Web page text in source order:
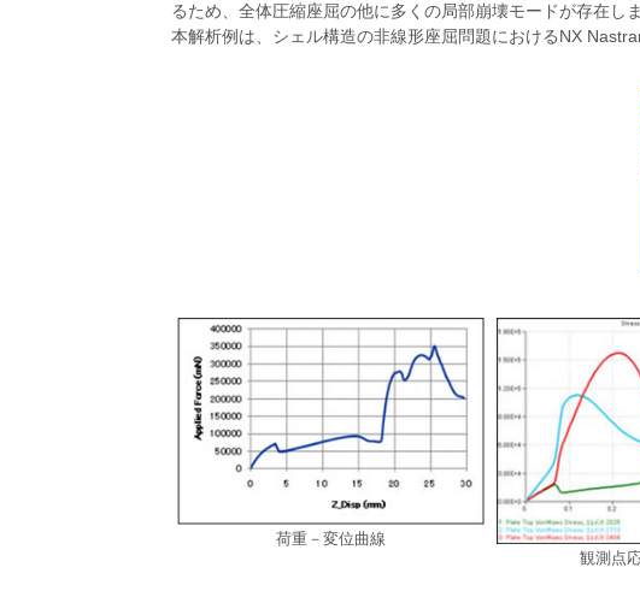
るため、全体圧縮座屈の他に多くの局部崩壊モードが存在し
本解析例は、シェル構造の非線形座屈問題におけるNX
荷重－変位曲線
観測点